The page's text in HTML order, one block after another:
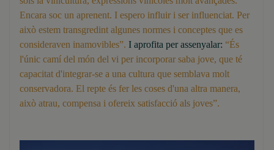
Encara soc un aprenent. I espero influir i ser influenciat. Per
això estem transgredint algunes normes i conceptes que es
consideraven inamovibles”. I aprofita per assenyalar: “És
l'únic camí del món del vi per incorporar saba jove, que té
capacitat d'integrar-se a una cultura que semblava molt
conservadora. El repte és fer les coses d'una altra manera,
això atrau, compensa i ofereix satisfacció als joves”.